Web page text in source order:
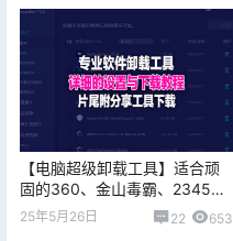
【电脑超级卸载工具】适合顽
固的360、金山毒霸、2345等
无法卸载干净的超级工具，片
25年5月26日 22 653